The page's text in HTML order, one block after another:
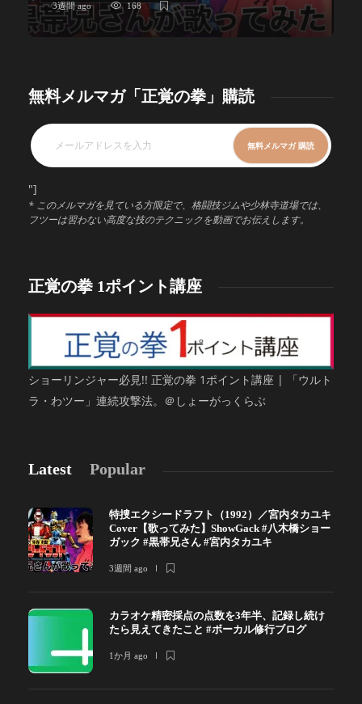
3週間 ago 168
無料メルマガ「正覚の拳」購読
"]
* このメルマガを見ている方限定で、格闘技ジムや少林寺道場では、
フツーは習わない高度な技のテクニックを動画でお伝えします。
正覚の拳 1ポイント講座
ショーリンジャー必見!! 正覚の拳 1ポイント講座 | 「ウルト
ラ・わツー」連続攻撃法。＠しょーがっくらぶ
Latest Popular
特捜エクシードラフト（1992）／宮内タカユキ
Cover【歌ってみた】ShowGack #八木橋ショー
ガック #黒帯兄さん #宮内タカユキ
3週間 ago
カラオケ精密採点の点数を3年半、記録し続け
たら見えてきたこと #ボーカル修行ブログ
1か月 ago